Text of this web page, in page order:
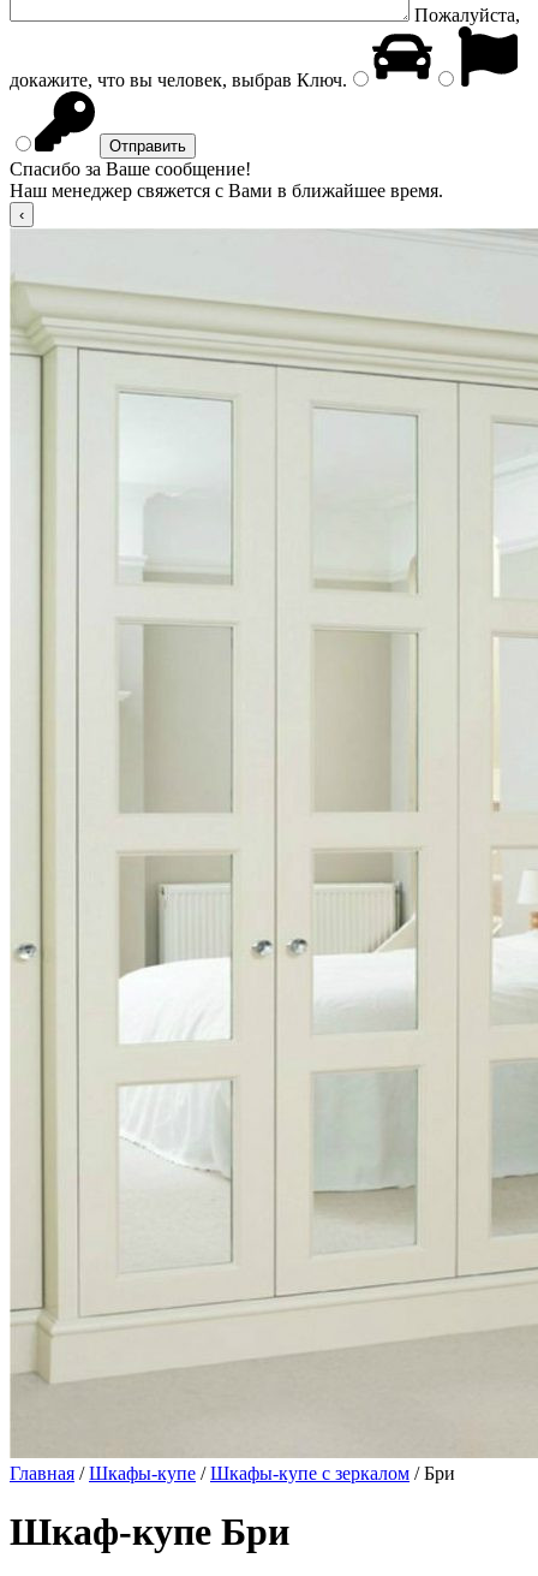
Пожалуйста,
докажите, что вы человек, выбрав Ключ.
Спасибо за Ваше сообщение!
Наш менеджер свяжется с Вами в ближайшее время.
Главная /Шкафы-купе /Шкафы-купе с зеркалом / Бри
Шкаф-купе Бри